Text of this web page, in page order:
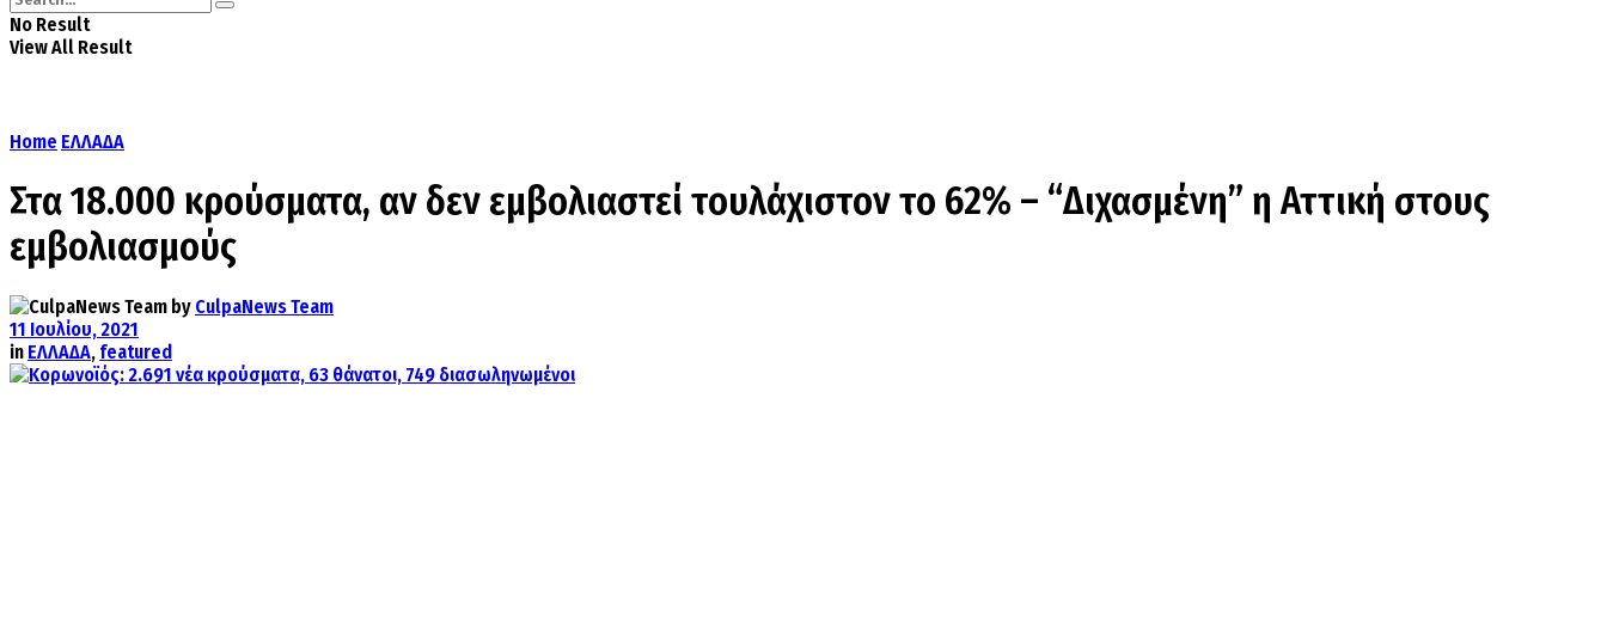
No Result
View All Result
Home ΕΛΛΑΔΑ
Στα 18.000 κρούσματα, αν δεν εμβολιαστεί τουλάχιστον το 62% – “Διχασμένη” η Αττική στους
εμβολιασμούς
by CulpaNews Team
11 Ιουλίου, 2021
in ΕΛΛΑΔΑ, featured